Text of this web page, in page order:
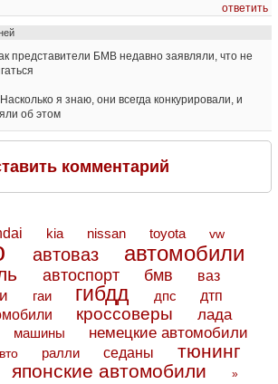
ответить
представители БМВ недавно заявляли, что не
я знаю, они всегда конкурировали, и
об этом
комментарий
kia nissan toyota vw
автоваз автомобили
автоспорт бмв ваз
гаи гибдд дпс дтп
кроссоверы лада
машины немецкие автомобили
ралли седаны тюнинг
японские автомобили »